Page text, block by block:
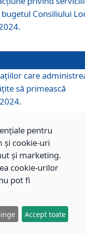
Consiliului
care
să primească
pentru serviciile
Asistență Socială
91 din 09.02.2018,
pentru
și cookie-uri
și marketing.
cookie-urilor
pot fi
Accept toate